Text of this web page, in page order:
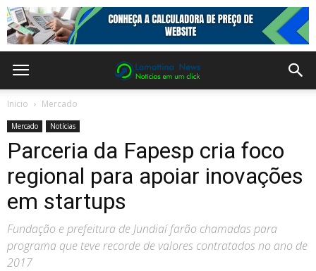
Inicio Mercado
Mercado Notícias
Parceria da Fapesp cria foco
regional para apoiar inovações
em startups
Fundação e prefeitura de Jundiaí farão chamadas para
programa que teve recorde de valores contratados no ano de
2017